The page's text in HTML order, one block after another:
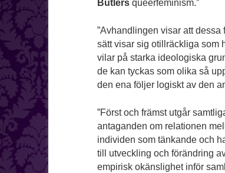
Butlersqueerfeminism.”
”Avhandlingen visar att
sätt visar sig otillräckliga som
vilar på starka ideologiska
de kan tyckas som olika så
den ena följer logiskt av den
”Först och främst utgår
antaganden om relationen
individen som tänkande och
till utveckling och förändring
empirisk okänslighet inför